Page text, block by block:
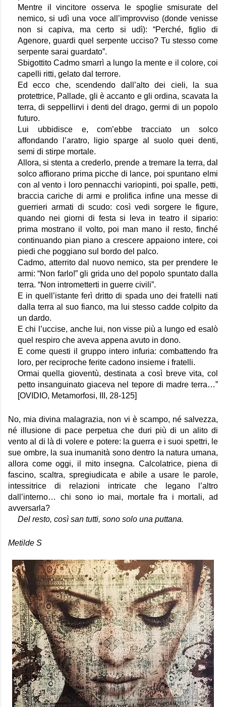
Mentre il vincitore osserva le spoglie smisurate del
nemico, si udì una voce all’improvviso (donde venisse
non si capiva, ma certo si udì): “Perché, figlio di
Agenore, guardi quel serpente ucciso? Tu stesso come
serpente sarai guardato”.
Sbigottito Cadmo smarrì a lungo la mente e il colore, coi
capelli ritti, gelato dal terrore.
Ed ecco che, scendendo dall’alto dei cieli, la sua
protettrice, Pallade, gli è accanto e gli ordina, scavata la
terra, di seppellirvi i denti del drago, germi di un popolo
futuro.
Lui ubbidisce e, com’ebbe tracciato un solco
affondando l’aratro, ligio sparge al suolo quei denti,
semi di stirpe mortale.
Allora, si stenta a crederlo, prende a tremare la terra, dal
solco affiorano prima picche di lance, poi spuntano elmi
con al vento i loro pennacchi variopinti, poi spalle, petti,
braccia cariche di armi e prolifica infine una messe di
guerrieri armati di scudo: così vedi sorgere le figure,
quando nei giorni di festa si leva in teatro il sipario:
prima mostrano il volto, poi man mano il resto, finché
continuando pian piano a crescere appaiono intere, coi
piedi che poggiano sul bordo del palco.
Cadmo, atterrito dal nuovo nemico, sta per prendere le
armi: “Non farlo!” gli grida uno del popolo spuntato dalla
terra. “Non intrometterti in guerre civili”.
E in quell’istante ferì dritto di spada uno dei fratelli nati
dalla terra al suo fianco, ma lui stesso cadde colpito da
un dardo.
E chi l’uccise, anche lui, non visse più a lungo ed esalò
quel respiro che aveva appena avuto in dono.
E come questi il gruppo intero infuria: combattendo fra
loro, per reciproche ferite cadono insieme i fratelli.
Ormai quella gioventù, destinata a così breve vita, col
[OVIDIO, Metamorfosi, III, 28-125]
No, mia divina malagrazia, non vi è scampo, né salvezza,
né illusione di pace perpetua che duri più di un alito di
vento al di là di volere e potere: la guerra e i suoi spettri, le
sue ombre, la sua inumanità sono dentro la natura umana,
allora come oggi, il mito insegna. Calcolatrice, piena di
fascino, scaltra, spregiudicata e abile a usare le parole,
intessitrice di relazioni intricate che legano l’altro
dall’interno… chi sono io mai, mortale fra i mortali, ad
avversarla?
Del resto, così san tutti, sono solo una puttana.
Metilde S